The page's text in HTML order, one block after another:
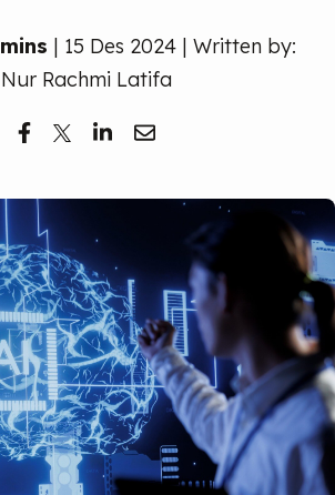
| 15 Des 2024 | Written by:
Nur Rachmi Latifa